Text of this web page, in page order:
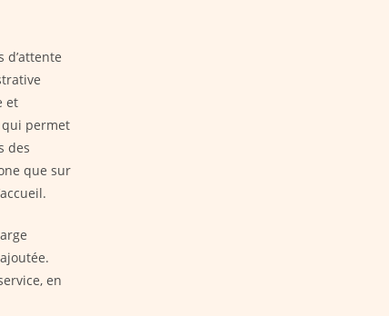
d’attente
et
permet
des
que sur
en